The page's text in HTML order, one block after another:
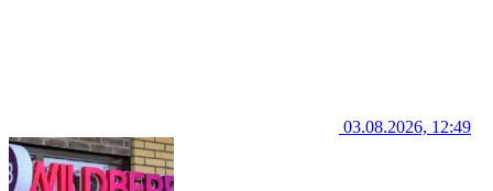
03.08.2026, 12:49